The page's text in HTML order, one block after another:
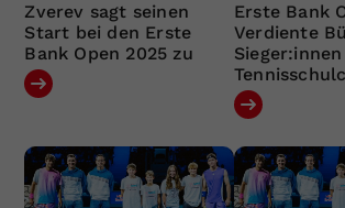
Zverev sagt seinen
Start bei den Erste
Bank Open 2025 zu
Erste Bank
Verdiente